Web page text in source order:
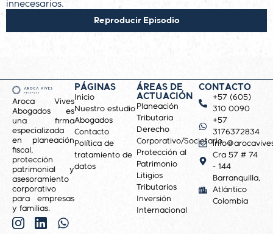
innecesarios.
Reproducir Episodio
Aroca Vives
Abogados es
una firma
especializada
en planeación
fiscal,
protección
patrimonial y
asesoramiento
corporativo
para empresas
y familias.
PÁGINAS
Inicio
Nuestro estudio
Abogados
Contacto
Política de
tratamiento de
datos
ÁREAS DE
ACTUACIÓN
Planeación
Tributaria
Derecho
Corporativo/Societario
Protección al
Patrimonio
Litigios
Tributarios
Inversión
Internacional
CONTACTO
+57 (605)
310 0090
+57
3176372834
Cra 57 # 74
- 144
Barranquilla,
Atlántico
Colombia